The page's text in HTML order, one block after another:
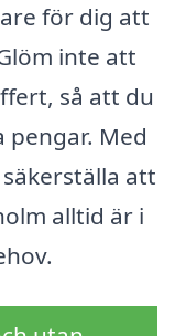
för dig att
inte att
så att du
Med
att
alltid är i